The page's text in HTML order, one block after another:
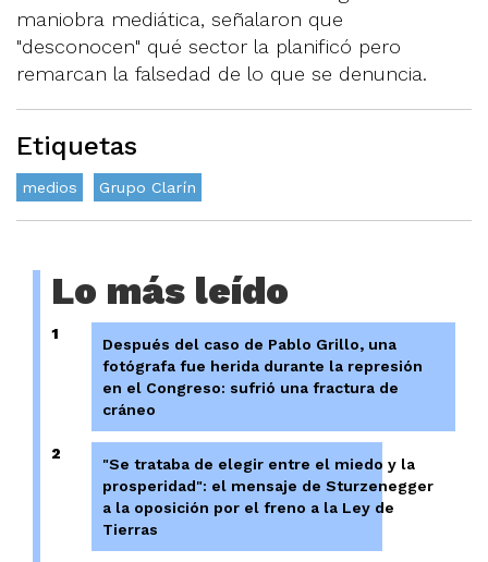
maniobra mediática, señalaron que
"desconocen" qué sector la planificó pero
remarcan la falsedad de lo que se denuncia.
Etiquetas
medios Grupo Clarín
Lo más leído
1
Después del caso de Pablo Grillo, una
fotógrafa fue herida durante la represión
en el Congreso: sufrió una fractura de
cráneo
2
"Se trataba de elegir entre el miedo y la
prosperidad": el mensaje de Sturzenegger
a la oposición por el freno a la Ley de
Tierras